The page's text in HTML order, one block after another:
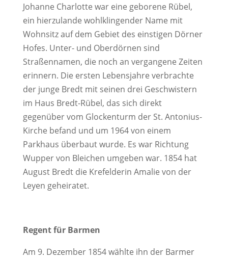
Johanne Charlotte war eine geborene Rübel,
ein hierzulande wohlklingender Name mit
Wohnsitz auf dem Gebiet des einstigen Dörner
Hofes. Unter- und Oberdörnen sind
Straßennamen, die noch an vergangene Zeiten
erinnern. Die ersten Lebensjahre verbrachte
der junge Bredt mit seinen drei Geschwistern
im Haus Bredt-Rübel, das sich direkt
gegenüber vom Glockenturm der St. Antonius-
Kirche befand und um 1964 von einem
Parkhaus überbaut wurde. Es war Richtung
Wupper von Bleichen umgeben war. 1854 hat
August Bredt die Krefelderin Amalie von der
Leyen geheiratet.
Regent für Barmen
Am 9. Dezember 1854 wählte ihn der Barmer